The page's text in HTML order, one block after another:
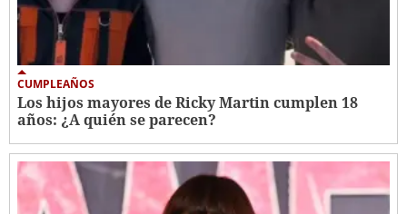
CUMPLEAÑOS
Los hijos mayores de Ricky Martin cumplen 18
años: ¿A quién se parecen?